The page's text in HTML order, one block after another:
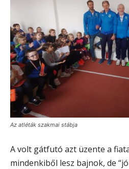
Az atléták szakmai stábja
A volt gátfutó azt üzente a
mindenkiből lesz bajnok, de